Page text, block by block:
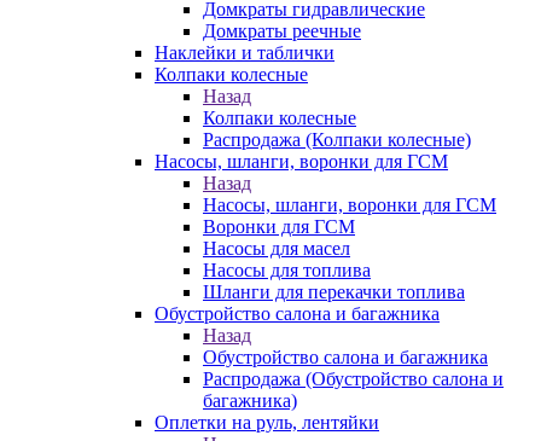
Домкраты гидравлические
Домкраты реечные
Наклейки и таблички
Колпаки колесные
Назад
Колпаки колесные
Распродажа (Колпаки колесные)
Насосы, шланги, воронки для ГСМ
Назад
Насосы, шланги, воронки для ГСМ
Воронки для ГСМ
Насосы для масел
Насосы для топлива
Шланги для перекачки топлива
Обустройство салона и багажника
Назад
Обустройство салона и багажника
Распродажа (Обустройство салона и
багажника)
Оплетки на руль, лентяйки